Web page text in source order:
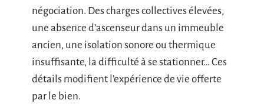
négociation. Des charges collectives élevées,
une absence d’ascenseur dans un immeuble
ancien, une isolation sonore ou thermique
insuffisante, la difficulté à se stationner… Ces
détails modifient l’expérience de vie offerte
par le bien.